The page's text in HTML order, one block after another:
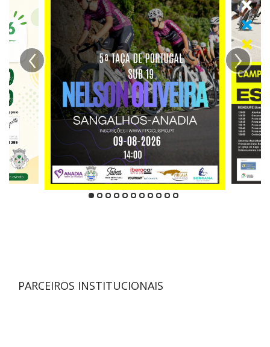
‹ ›
PARCEIROS INSTITUCIONAIS